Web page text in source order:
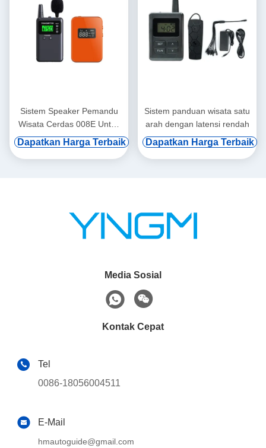
Sistem Speaker Pemandu
Wisata Cerdas 008E Untuk
Pejabat Pemerintah dan
Pelanggan VIP
Dapatkan Harga Terbaik
Sistem panduan wisata satu
arah dengan latensi rendah
Dapatkan Harga Terbaik
Media Sosial
Kontak Cepat
Tel
0086-18056004511
E-Mail
hmautoguide@gmail.com